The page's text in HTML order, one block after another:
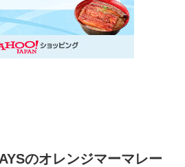
のオレンジマーマレー